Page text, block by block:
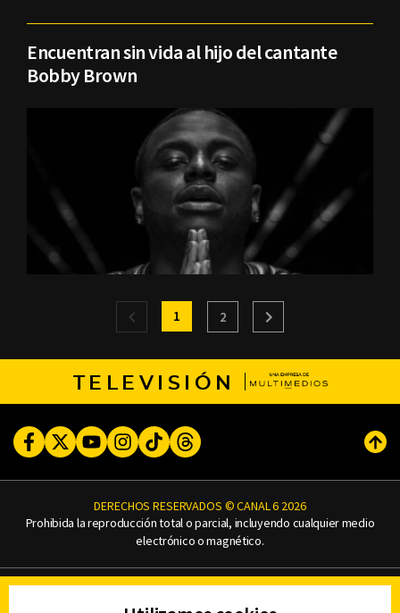
Encuentran sin vida al hijo del cantante
Bobby Brown
1 2
TELEVISIÓN
FacebookTwitterYoutubeInstagram
TikTokThreads
DERECHOS RESERVADOS © CANAL 6 2026
Prohibida la reproducción total o parcial, incluyendo cualquier medio
electrónico o magnético.